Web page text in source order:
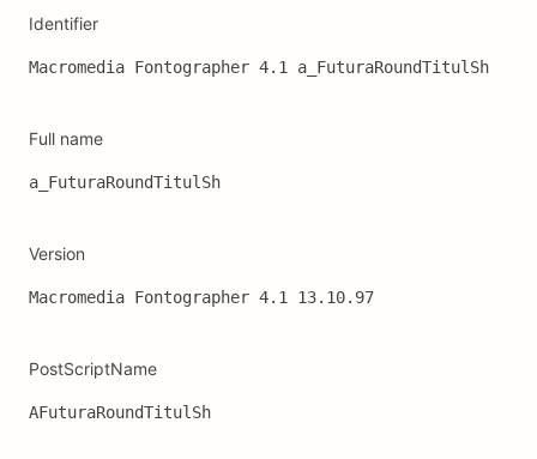
Identifier
Macromedia Fontographer 4.1 a_FuturaRoundTitulSh
Full name
a_FuturaRoundTitulSh
Version
Macromedia Fontographer 4.1 13.10.97
PostScriptName
AFuturaRoundTitulSh